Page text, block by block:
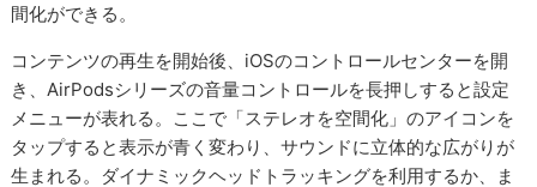
間化ができる。
コンテンツの再生を開始後、iOSのコントロールセンターを開
き、AirPodsシリーズの音量コントロールを長押しすると設定
メニューが表れる。ここで「ステレオを空間化」のアイコンを
タップすると表示が青く変わり、サウンドに立体的な広がりが
生まれる。ダイナミックヘッドトラッキングを利用するか、ま